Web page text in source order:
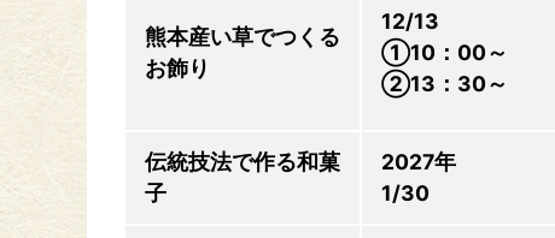
熊本産い草でつくる
お飾り
12/13
①10：00～
②13：30～
伝統技法で作る和菓
子
2027年
1/30